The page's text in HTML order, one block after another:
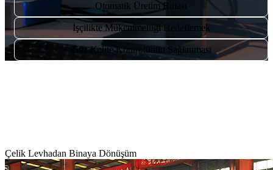
Otomatik Üretim Binası
İşçilikte Mükemmelliği Hedeflemek
Titiz Kalite Kontrolünün Sağlanması
Çelik Levhadan Binaya Dönüşüm